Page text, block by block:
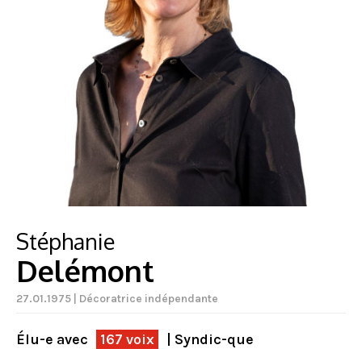
Stéphanie
Delémont
27.01.1975 | Décoratrice indépendante
Élu-e avec 167 voix | Syndic-que